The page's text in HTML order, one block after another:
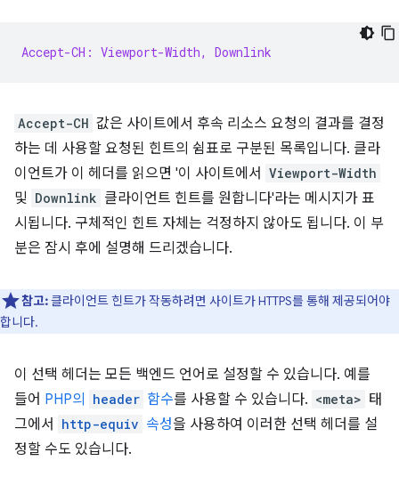
Accept-CH: Viewport-Width, Downlink
Accept-CH 값은 사이트에서 후속 리소스 요청의 결과를 결정
하는 데 사용할 요청된 힌트의 쉼표로 구분된 목록입니다. 클라
이언트가 이 헤더를 읽으면 '이 사이트에서 Viewport-Width
및 Downlink 클라이언트 힌트를 원합니다'라는 메시지가 표
시됩니다. 구체적인 힌트 자체는 걱정하지 않아도 됩니다. 이 부
분은 잠시 후에 설명해 드리겠습니다.
참고:클라이언트 힌트가 작동하려면 사이트가 HTTPS를 통해 제공되어야
합니다.
이 선택 헤더는 모든 백엔드 언어로 설정할 수 있습니다. 예를
들어 PHP의 header 함수를 사용할 수 있습니다. <meta> 태
그에서
http-equiv 속성을 사용하여 이러한 선택 헤더를 설
정할 수도 있습니다.